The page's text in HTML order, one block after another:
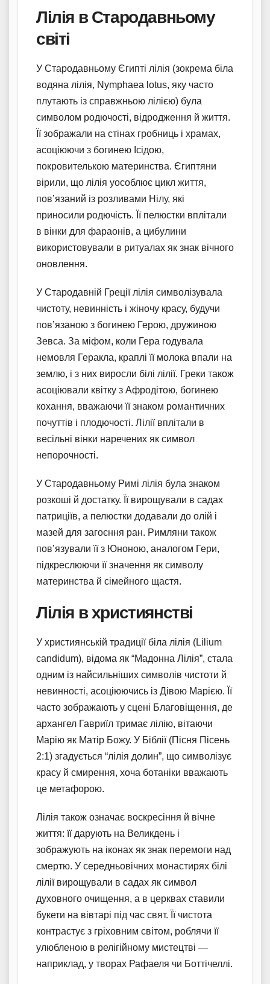
Лілія в Стародавньому
світі
У Стародавньому Єгипті лілія (зокрема біла
водяна лілія, Nymphaea lotus, яку часто
плутають із справжньою лілією) була
символом родючості, відродження й життя.
Її зображали на стінах гробниць і храмах,
асоціюючи з богинею Ісідою,
покровителькою материнства. Єгиптяни
вірили, що лілія уособлює цикл життя,
пов’язаний із розливами Нілу, які
приносили родючість. Її пелюстки вплітали
в вінки для фараонів, а цибулини
використовували в ритуалах як знак вічного
оновлення.
У Стародавній Греції лілія символізувала
чистоту, невинність і жіночу красу, будучи
пов’язаною з богинею Герою, дружиною
Зевса. За міфом, коли Гера годувала
немовля Геракла, краплі її молока впали на
землю, і з них виросли білі лілії. Греки також
асоціювали квітку з Афродітою, богинею
кохання, вважаючи її знаком романтичних
почуттів і плодючості. Лілії вплітали в
весільні вінки наречених як символ
непорочності.
У Стародавньому Римі лілія була знаком
розкоші й достатку. Її вирощували в садах
патриціїв, а пелюстки додавали до олій і
мазей для загоєння ран. Римляни також
пов’язували її з Юноною, аналогом Гери,
підкреслюючи її значення як символу
материнства й сімейного щастя.
Лілія в християнстві
У християнській традиції біла лілія (Lilium
candidum), відома як “Мадонна Лілія”, стала
одним із найсильніших символів чистоти й
невинності, асоціюючись із Дівою Марією. Її
часто зображають у сцені Благовіщення, де
архангел Гавриїл тримає лілію, вітаючи
Марію як Матір Божу. У Біблії (Пісня Пісень
2:1) згадується “лілія долин”, що символізує
красу й смирення, хоча ботаніки вважають
це метафорою.
Лілія також означає воскресіння й вічне
життя: її дарують на Великдень і
зображують на іконах як знак перемоги над
смертю. У середньовічних монастирях білі
лілії вирощували в садах як символ
духовного очищення, а в церквах ставили
букети на вівтарі під час свят. Її чистота
контрастує з гріховним світом, роблячи її
улюбленою в релігійному мистецтві —
наприклад, у творах Рафаеля чи Боттічеллі.